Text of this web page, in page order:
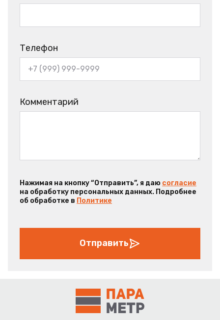
Телефон
Комментарий
Нажимая на кнопку “Отправить”, я даю согласие
на обработку персональных данных. Подробнее
об обработке в Политике
Отправить